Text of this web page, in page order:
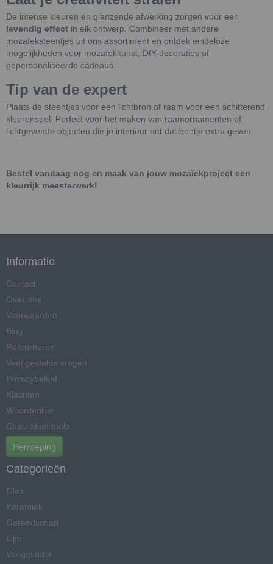
De intense kleuren en glanzende afwerking zorgen voor een
levendig effect in elk ontwerp. Combineer met andere
mozaïeksteentjes uit ons assortiment en ontdek eindeloze
mogelijkheden voor mozaïekkunst, DIY-decoraties of
gepersonaliseerde cadeaus.
Tip van de expert
Plaats de steentjes voor een lichtbron of raam voor een schitterend
kleurenspel. Perfect voor het maken van raamornamenten of
lichtgevende objecten die je interieur net dat beetje extra geven.
Bestel vandaag nog en maak van jouw mozaïekproject een
kleurrijk meesterwerk!
Informatie
Contact
Over ons
Voorwaarden
Blog
Retourneren
Veel gestelde vragen
Privacybeleid
Klachten
Woordenlijst
Calculation tools
Herroeping
Categorieën
Glas
Keramiek
Gereedschap
Lijm
Voegmiddel